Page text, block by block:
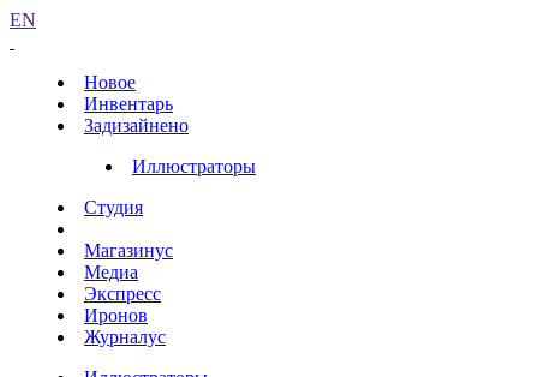
EN
Новое
Инвентарь
Задизайнено
Иллюстраторы
Студия
Магазинус
Медиа
Экспресс
Иронов
Журналус